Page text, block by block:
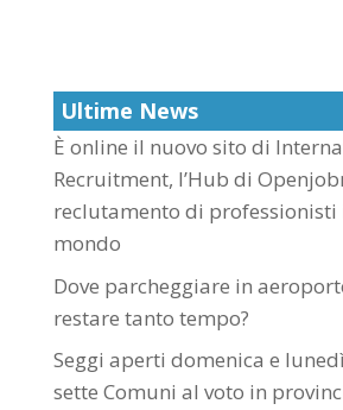
Ultime News
È online il nuovo sito di
Recruitment, l’Hub di
reclutamento di
mondo
Dove parcheggiare in
restare tanto tempo?
Seggi aperti domenica e
sette Comuni al voto in